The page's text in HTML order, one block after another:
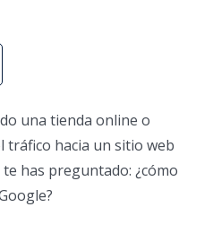
una tienda online o
hacia un sitio web
has preguntado: ¿cómo